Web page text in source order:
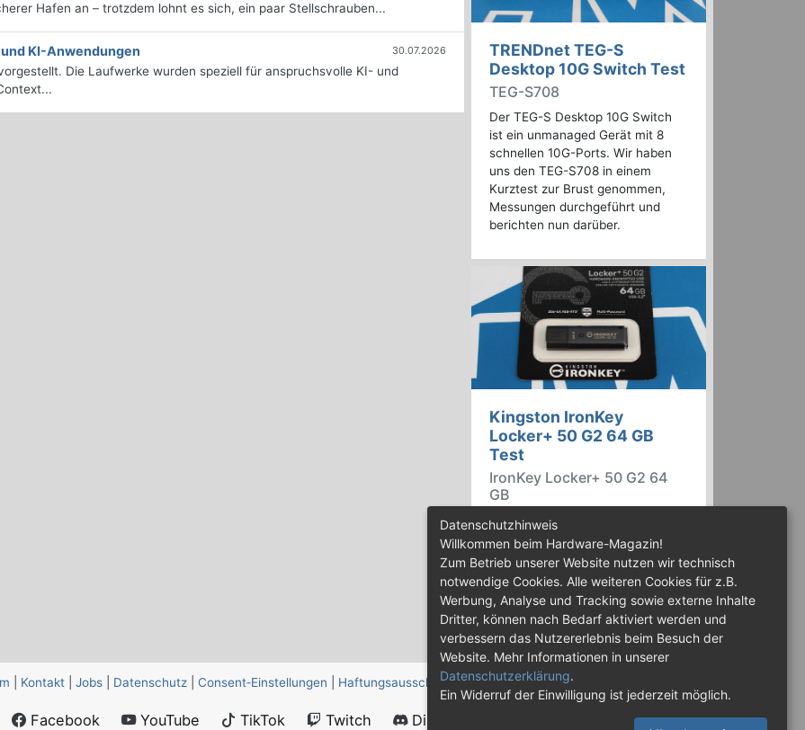
Hafen an – trotzdem lohnt es sich, ein paar Stellschrauben...
KI-Anwendungen 30.07.2026
Die Laufwerke wurden speziell für anspruchsvolle KI- und
TRENDnet TEG-S
Desktop 10G Switch Test
TEG-S708
Der TEG-S Desktop 10G Switch
ist ein unmanaged Gerät mit 8
schnellen 10G-Ports. Wir haben
uns den TEG-S708 in einem
Kurztest zur Brust genommen,
Messungen durchgeführt und
berichten nun darüber.
Kingston IronKey
Locker+ 50 G2 64 GB
Test
IronKey Locker+ 50 G2 64
GB
Der IronKey Locker+ 50 G2 von
Kingston ist ein USB-
Flashspeicher mit 256 Bit starker
AES-HW-Verschlüsselung im XTS-
Modus. Wir haben das 64-GB-
Modell im Praxistest genauer
begutachtet.
Kontakt Jobs Datenschutz Consent‑Einstellungen Haftungsausschluss
Facebook YouTube TikTok Twitch Discord
Datenschutzhinweis
Willkommen beim Hardware-Magazin!
Zum Betrieb unserer Website nutzen wir technisch
notwendige Cookies. Alle weiteren Cookies für z.B.
Werbung, Analyse und Tracking sowie externe Inhalte
Dritter, können nach Bedarf aktiviert werden und
verbessern das Nutzererlebnis beim Besuch der
Website. Mehr Informationen in unserer
Datenschutzerklärung.
Ein Widerruf der Einwilligung ist jederzeit möglich.